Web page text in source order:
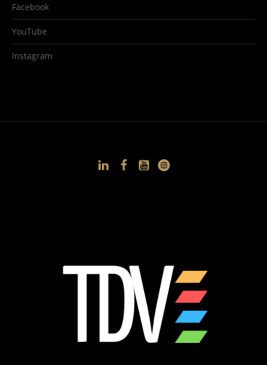
Facebook
YouTube
Instagram